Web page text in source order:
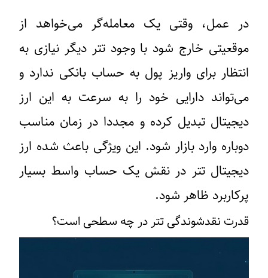
در عمل، وقتی یک معامله‌گر می‌خواهد از
موقعیتی خارج شود با وجود تتر دیگر نیازی به
انتظار برای واریز پول به حساب بانکی ندارد و
می‌تواند دارایی خود را به سرعت به این ارز
دیجیتال تبدیل کرده و مجددا در زمان مناسب
دوباره وارد بازار شود. این ویژگی باعث شده ارز
دیجیتال تتر در نقش یک حساب واسط بسیار
پرکاربرد ظاهر شود.
قدرت نقدشوندگی تتر در چه سطحی است؟